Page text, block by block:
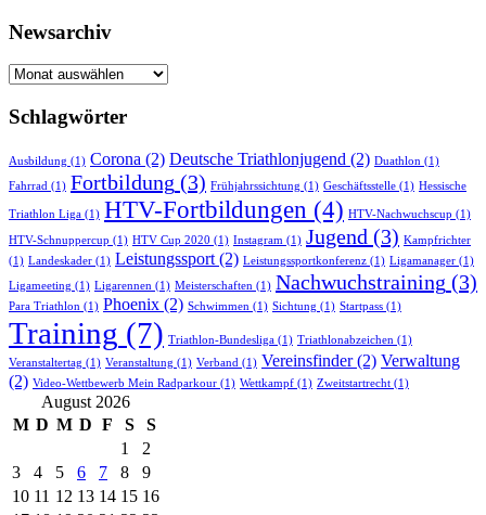
Newsarchiv
Newsarchiv
Schlagwörter
Ausbildung (1) Corona (2) Deutsche Triathlonjugend (2) Duathlon (1)
Fahrrad (1) Fortbildung (3) Frühjahrssichtung (1) Geschäftsstelle (1) Hessische
Triathlon Liga (1) HTV-Fortbildungen (4) HTV-Nachwuchscup (1)
HTV-Schnuppercup (1) HTV Cup 2020 (1) Instagram (1) Jugend (3) Kampfrichter
(1) Landeskader (1) Leistungssport(2) Leistungssportkonferenz (1) Ligamanager (1)
Ligameeting (1) Ligarennen (1) Meisterschaften (1) Nachwuchstraining (3)
Para Triathlon (1) Phoenix (2) Schwimmen (1) Sichtung (1) Startpass (1)
Training (7) Triathlon-Bundesliga (1) Triathlonabzeichen (1)
Veranstaltertag (1) Veranstaltung (1) Verband (1) Vereinsfinder(2) Verwaltung
(2) Video-Wettbewerb Mein Radparkour (1) Wettkampf (1) Zweitstartrecht (1)
August 2026
M D M D F S
S
1
2
3
4 5 6 7 8
9
10 11 12 13 14 15 16